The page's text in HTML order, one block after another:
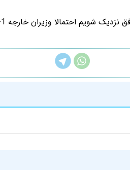
احتمالا وزیران خارجه 1+5 به ژنو خواهند آمد.